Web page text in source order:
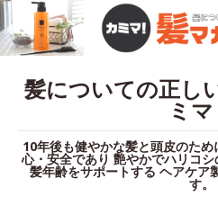
髪についての正し
ミ
10年後も健やかな髪と頭皮のた
心・安全であり 艶やかでハリコ
髪年齢をサポートする ヘアケア
す。